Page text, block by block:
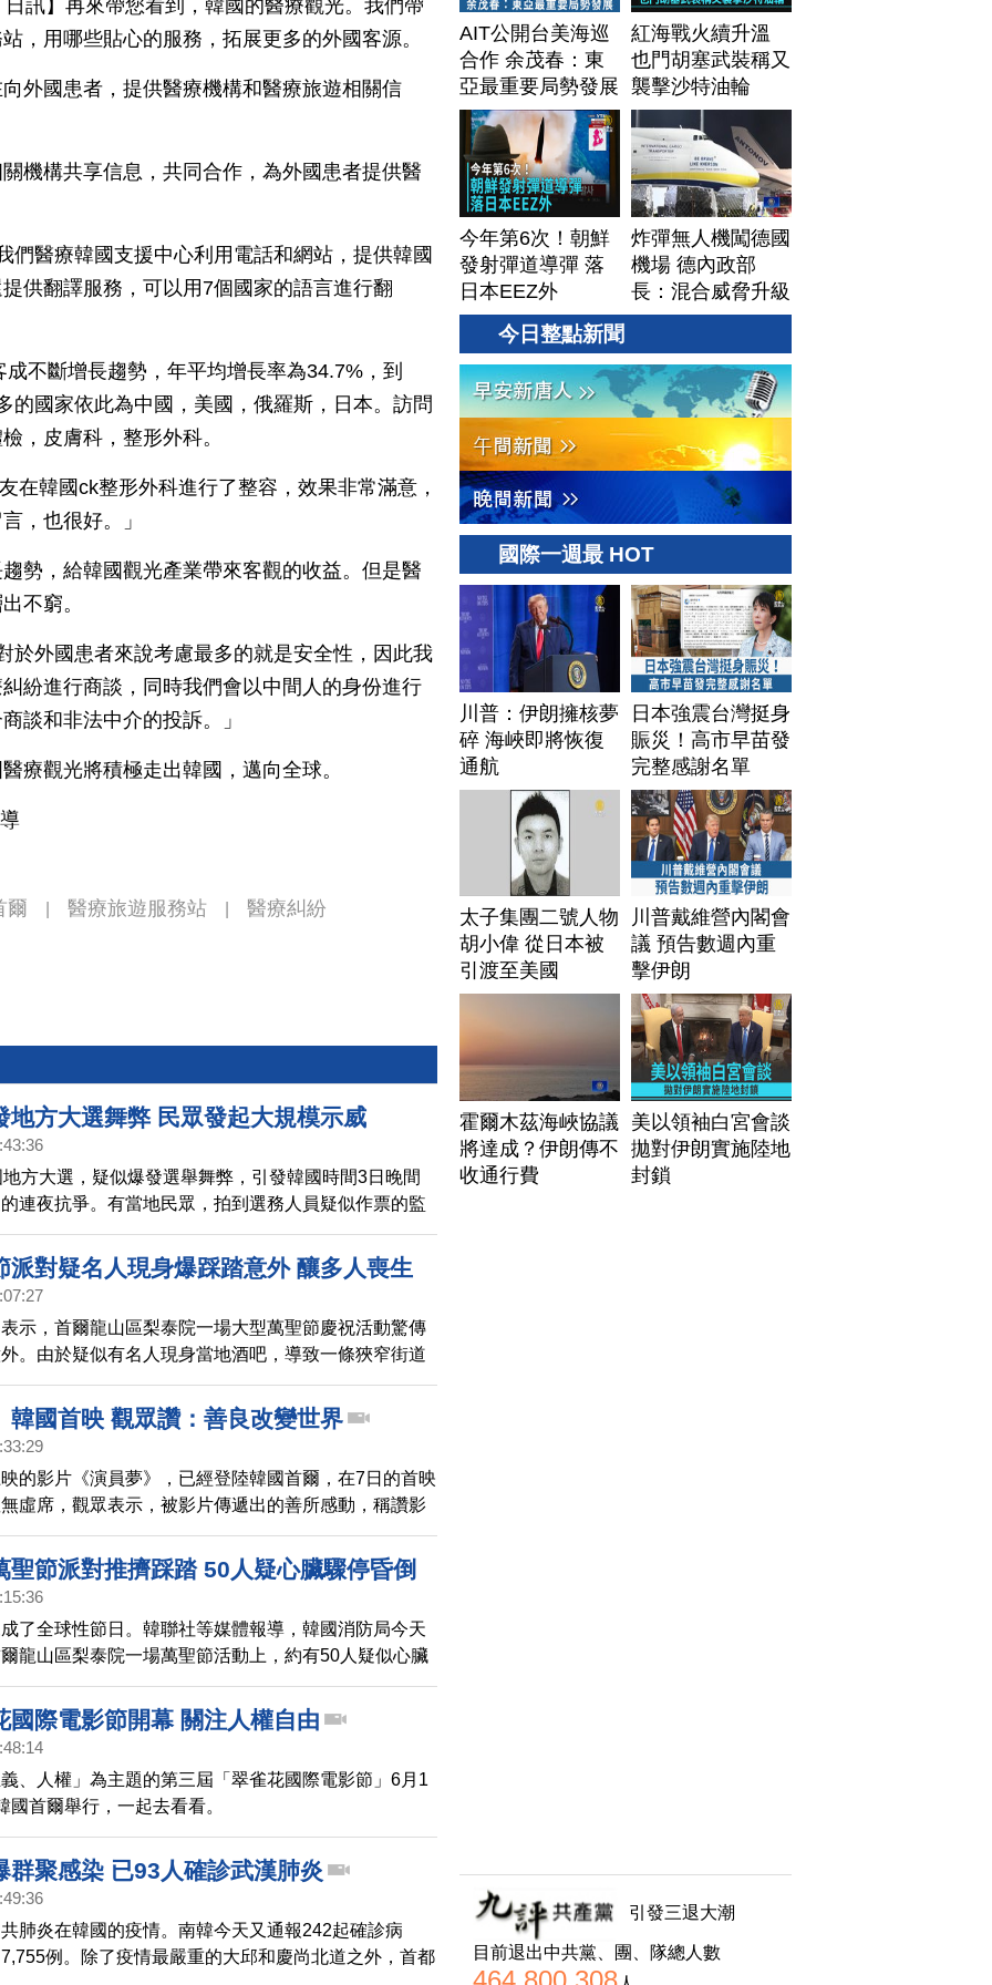
訊】再來帶您看到，韓國的醫療觀光。我們帶
，用哪些貼心的服務，拓展更多的外國客源。
外國患者，提供醫療機構和醫療旅遊相關信
機構共享信息，共同合作，為外國患者提供醫
們醫療韓國支援中心利用電話和網站，提供韓國
供翻譯服務，可以用7個國家的語言進行翻
不斷增長趨勢，年平均增長率為34.7%，到
的國家依此為中國，美國，俄羅斯，日本。訪問
，皮膚科，整形外科。
在韓國ck整形外科進行了整容，效果非常滿意，
，也很好。」
勢，給韓國觀光產業帶來客觀的收益。但是醫
不窮。
於外國患者來說考慮最多的就是安全性，因此我
紛進行商談，同時我們會以中間人的身份進行
談和非法中介的投訴。」
療觀光將積極走出韓國，邁向全球。
爾 醫療旅遊服務站 醫療糾紛
地方大選舞弊 民眾發起大規模示威
方大選，疑似爆發選舉舞弊，引發韓國時間3日晚間
連夜抗爭。有當地民眾，拍到選務人員疑似作票的監
民眾更指控說，有外部勢力人士，假扮警察暴力清
一學府，首爾大學學生代表帶頭，全韓國各地大學學
聯聲明，專家研判，大規模學運可能一觸即發。帶您
派對疑名人現身爆踩踏意外 釀多人喪生
示，首爾龍山區梨泰院一場大型萬聖節慶祝活動驚傳
。由於疑似有名人現身當地酒吧，導致一條狹窄街道
，事故造成約50人心臟驟停，還有多人不幸喪生。
韓國首映 觀眾讚：善良改變世界
的影片《演員夢》，已經登陸韓國首爾，在7日的首映
虛席，觀眾表示，被影片傳遞出的善所感動，稱讚影
望。
聖節派對推擠踩踏 50人疑心臟驟停昏倒
了全球性節日。韓聯社等媒體報導，韓國消防局今天
龍山區梨泰院一場萬聖節活動上，約有50人疑似心臟
正在接受急救。
國際電影節開幕 關注人權自由
、人權」為主題的第三屆「翠雀花國際電影節」6月1
國首爾舉行，一起去看看。
群聚感染 已93人確診武漢肺炎
肺炎在韓國的疫情。南韓今天又通報242起確診病
例。除了疫情最嚴重的大邱和慶尚北道之外，首都
AIT公開台美海巡
合作 余茂春：東
亞最重要局勢發展
紅海戰火續升溫
也門胡塞武裝稱又
襲擊沙特油輪
今年第6次！朝鮮
發射彈道導彈 落
日本EEZ外
炸彈無人機闖德國
機場 德內政部
長：混合威脅升級
今日整點新聞
國際一週最 HOT
川普：伊朗擁核夢
碎 海峽即將恢復
通航
日本強震台灣挺身
賑災！高市早苗發
完整感謝名單
太子集團二號人物
胡小偉 從日本被
引渡至美國
川普戴維營內閣會
議 預告數週內重
擊伊朗
霍爾木茲海峽協議
將達成？伊朗傳不
收通行費
美以領袖白宮會談
拋對伊朗實施陸地
封鎖
引發三退大潮
目前退出中共黨、團、隊總人數